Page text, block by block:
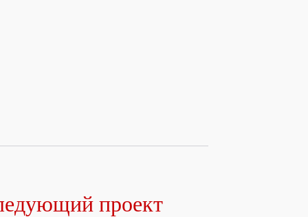
проект